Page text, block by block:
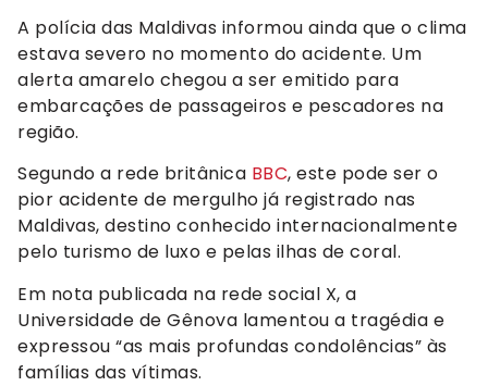
A polícia das Maldivas informou ainda que o clima
estava severo no momento do acidente. Um
alerta amarelo chegou a ser emitido para
embarcações de passageiros e pescadores na
região.
Segundo a rede britânica BBC, este pode ser o
pior acidente de mergulho já registrado nas
Maldivas, destino conhecido internacionalmente
pelo turismo de luxo e pelas ilhas de coral.
Em nota publicada na rede social X, a
Universidade de Gênova lamentou a tragédia e
expressou “as mais profundas condolências” às
famílias das vítimas.